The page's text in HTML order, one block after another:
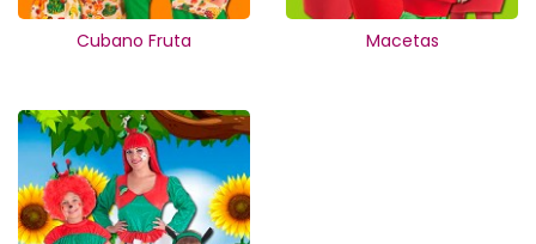
Cubano Fruta Macetas